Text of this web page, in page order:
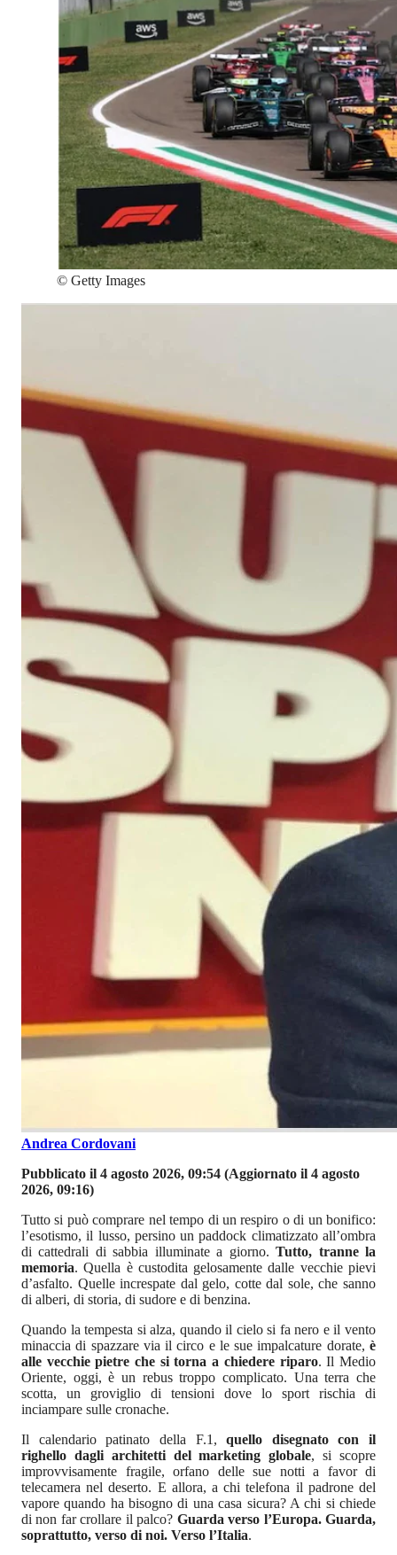
© Getty Images
Andrea Cordovani
Pubblicato il 4 agosto 2026, 09:54 (Aggiornato il 4 agosto
2026, 09:16)
Tutto si può comprare nel tempo di un respiro o di un bonifico:
l’esotismo, il lusso, persino un paddock climatizzato all’ombra
di cattedrali di sabbia illuminate a giorno. Tutto, tranne la
memoria. Quella è custodita gelosamente dalle vecchie pievi
d’asfalto. Quelle increspate dal gelo, cotte dal sole, che sanno
di alberi, di storia, di sudore e di benzina.
Quando la tempesta si alza, quando il cielo si fa nero e il vento
minaccia di spazzare via il circo e le sue impalcature dorate, è
alle vecchie pietre che si torna a chiedere riparo. Il Medio
Oriente, oggi, è un rebus troppo complicato. Una terra che
scotta, un groviglio di tensioni dove lo sport rischia di
inciampare sulle cronache.
Il calendario patinato della F.1,quello disegnato con il
righello dagli architetti del marketing globale, si scopre
improvvisamente fragile, orfano delle sue notti a favor di
telecamera nel deserto. E allora, a chi telefona il padrone del
vapore quando ha bisogno di una casa sicura? A chi si chiede
di non far crollare il palco? Guarda verso l’Europa. Guarda,
soprattutto, verso di noi. Verso l’Italia.